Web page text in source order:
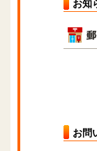
お知
お問